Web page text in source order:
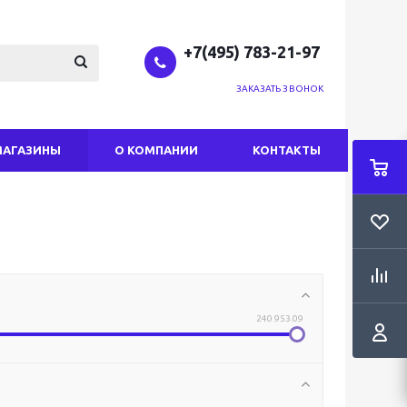
+7(495) 783-21-97
ЗАКАЗАТЬ ЗВОНОК
О КОМПАНИИ КОНТАКТЫ
240 953.09